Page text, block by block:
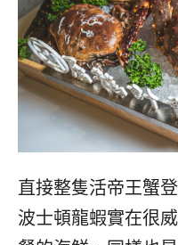
直接整隻活帝王蟹
波士頓龍蝦實在很